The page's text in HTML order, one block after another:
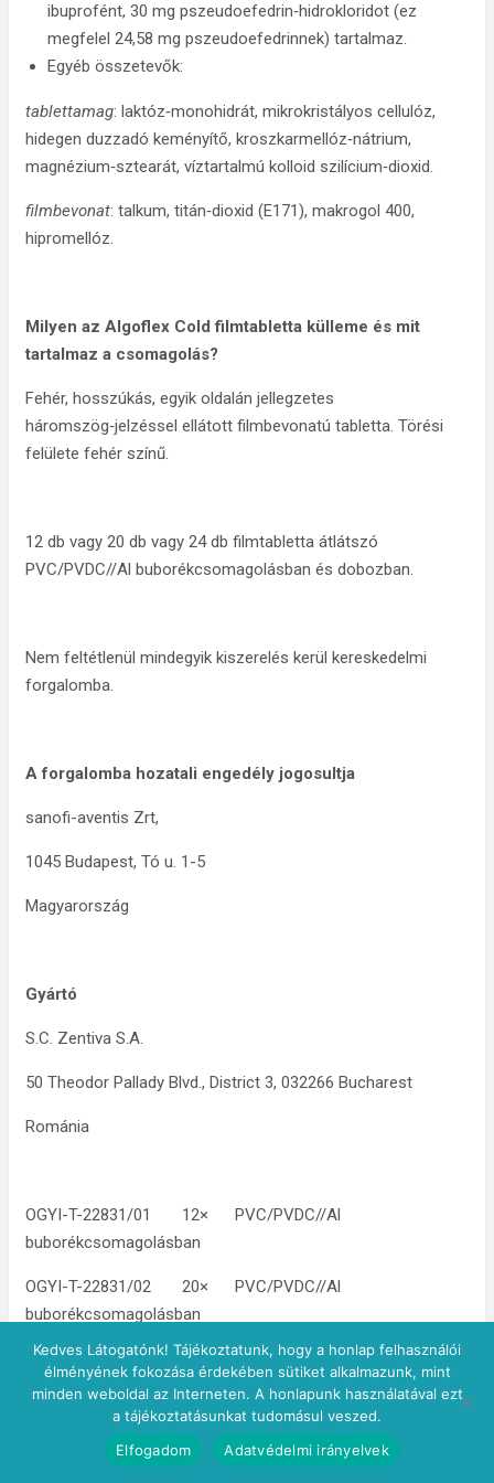
ibuprofént, 30 mg pszeudoefedrin‑hidrokloridot (ez
megfelel 24,58 mg pszeudoefedrinnek) tartalmaz.
Egyéb összetevők:
tablettamag: laktóz‑monohidrát, mikrokristályos cellulóz,
hidegen duzzadó keményítő, kroszkarmellóz‑nátrium,
magnézium‑sztearát, víztartalmú kolloid szilícium‑dioxid.
filmbevonat: talkum, titán‑dioxid (E171), makrogol 400,
hipromellóz.
Milyen az Algoflex Cold filmtabletta külleme és mit
tartalmaz a csomagolás?
Fehér, hosszúkás, egyik oldalán jellegzetes
háromszög‑jelzéssel ellátott filmbevonatú tabletta. Törési
felülete fehér színű.
12 db vagy 20 db vagy 24 db filmtabletta átlátszó
PVC/PVDC//Al buborékcsomagolásban és dobozban.
Nem feltétlenül mindegyik kiszerelés kerül kereskedelmi
forgalomba.
A forgalomba hozatali engedély jogosultja
sanofi-aventis Zrt,
1045 Budapest, Tó u. 1-5
Magyarország
Gyártó
S.C. Zentiva S.A.
50 Theodor Pallady Blvd., District 3, 032266 Bucharest
Románia
OGYI-T-22831/01 12× PVC/PVDC//Al
buborékcsomagolásban
OGYI-T-22831/02 20× PVC/PVDC//Al
buborékcsomagolásban
OGYI-T-22831/03 24× PVC/PVDC//Al
buborékcsomagolásban
Kedves Látogatónk! Tájékoztatunk, hogy a honlap felhasználói
élményének fokozása érdekében sütiket alkalmazunk, mint
minden weboldal az Interneten. A honlapunk használatával ezt
a tájékoztatásunkat tudomásul veszed.
Elfogadom
Adatvédelmi irányelvek